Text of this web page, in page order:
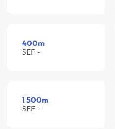
400m
SEF -
1 500m
SEF -